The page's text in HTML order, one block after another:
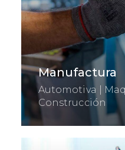
Manufactura
Automotiva |
Construcción